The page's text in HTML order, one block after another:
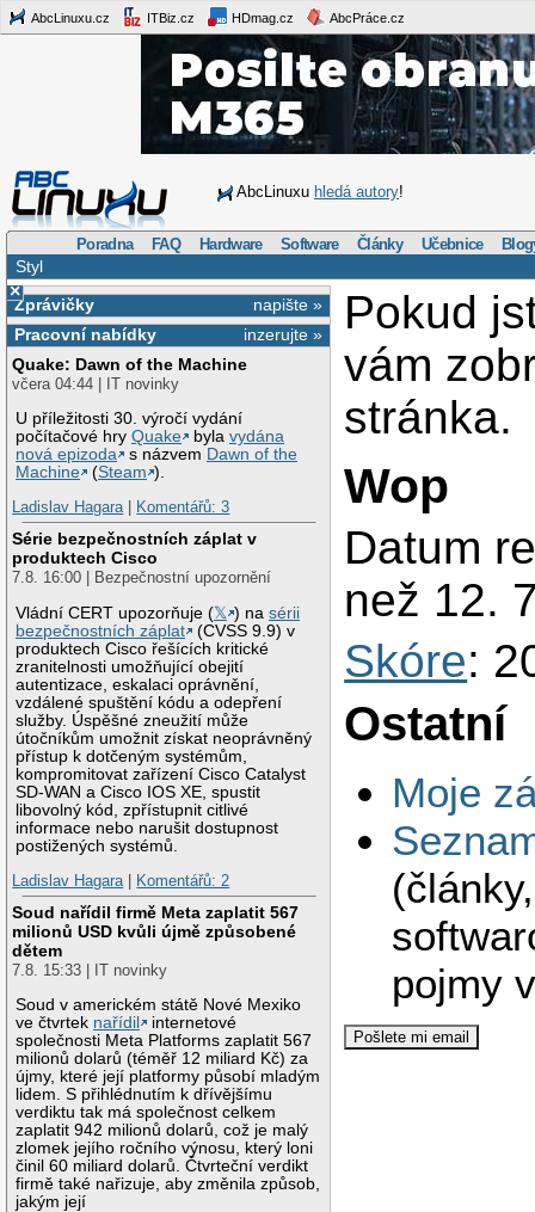
AbcLinuxu.cz ITBiz.cz HDmag.cz AbcPráce.cz
AbcLinuxu hledá autory!
Poradna FAQ Hardware Software Články Učebnice
Styl
×
napište »
Zprávičky
inzerujte »
Pracovní nabídky
Quake: Dawn of the Machine
včera 04:44 | IT novinky
U příležitosti 30. výročí vydání
počítačové hryQuake bylavydána
nová epizoda
s názvem Dawn of the
Machine
(Steam ).
Ladislav Hagara| Komentářů: 3
Série bezpečnostních záplat v
produktech Cisco
7.8. 16:00 | Bezpečnostní upozornění
Vládní CERT upozorňuje (𝕏 ) nasérii
bezpečnostních záplat
(CVSS 9.9) v
produktech Cisco řešících kritické
zranitelnosti umožňující obejití
autentizace, eskalaci oprávnění,
vzdálené spuštění kódu a odepření
služby. Úspěšné zneužití může
útočníkům umožnit získat neoprávněný
přístup k dotčeným systémům,
kompromitovat zařízení Cisco Catalyst
SD-WAN a Cisco IOS XE, spustit
libovolný kód, zpřístupnit citlivé
informace nebo narušit dostupnost
postižených systémů.
Ladislav Hagara| Komentářů: 2
Soud nařídil firmě Meta zaplatit 567
milionů USD kvůli újmě způsobené
dětem
7.8. 15:33 | IT novinky
Soud v americkém státě Nové Mexiko
ve čtvrtek nařídil
internetové
společnosti Meta Platforms zaplatit 567
milionů dolarů (téměř 12 miliard Kč) za
újmy, které její platformy působí mladým
lidem. S přihlédnutím k dřívějšímu
verdiktu tak má společnost celkem
zaplatit 942 milionů dolarů, což je malý
zlomek jejího ročního výnosu, který loni
činil 60 miliard dolarů. Čtvrteční verdikt
firmě také nařizuje, aby změnila způsob,
jakým její
Pokud
vám
stránka.
Wop
Datum
než 12.
Skóre:
Ostatní
Moje
pojmy